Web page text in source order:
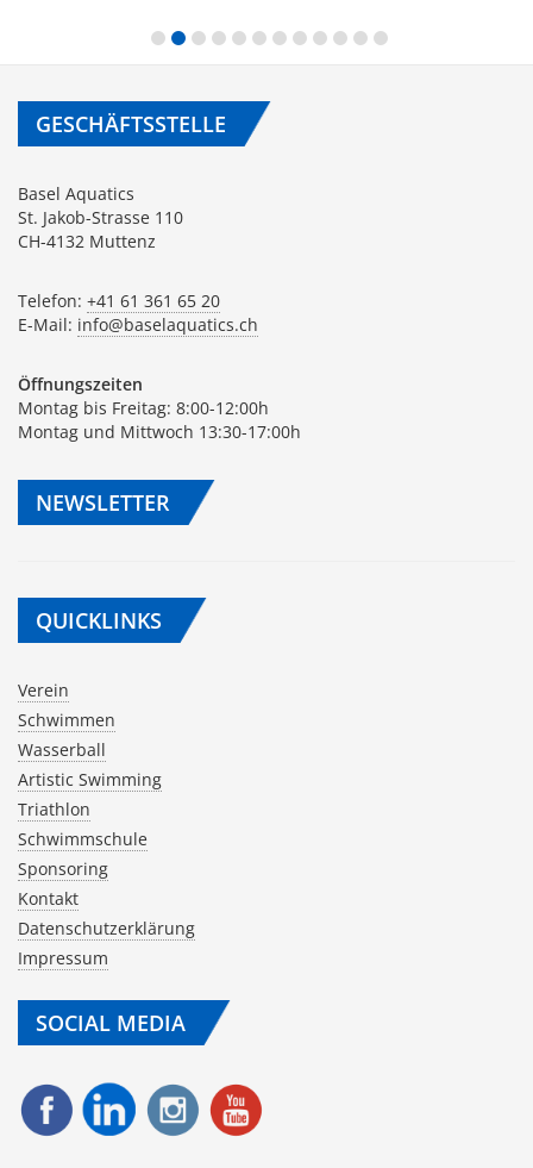
GESCHÄFTSSTELLE
Basel Aquatics
St. Jakob-Strasse 110
CH-4132 Muttenz
Telefon: +41 61 361 65 20
E-Mail: info@baselaquatics.ch
Öffnungszeiten
Montag bis Freitag: 8:00-12:00h
Montag und Mittwoch 13:30-17:00h
NEWSLETTER
QUICKLINKS
Verein
Schwimmen
Wasserball
Artistic Swimming
Triathlon
Schwimmschule
Sponsoring
Kontakt
Datenschutzerklärung
Impressum
SOCIAL MEDIA